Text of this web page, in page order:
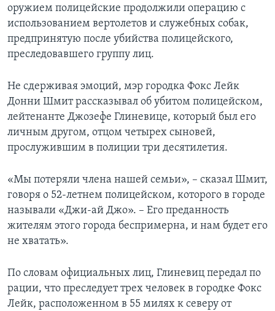
оружием полицейские продолжили операцию с
использованием вертолетов и служебных собак,
предпринятую после убийства полицейского,
преследовавшего группу лиц.
Не сдерживая эмоций, мэр городка Фокс Лейк
Донни Шмит рассказывал об убитом полицейском,
лейтенанте Джозефе Глиневице, который был его
личным другом, отцом четырех сыновей,
прослужившим в полиции три десятилетия.
«Мы потеряли члена нашей семьи», – сказал Шмит,
говоря о 52-летнем полицейском, которого в городе
называли «Джи-ай Джо». – Его преданность
жителям этого города беспримерна, и нам будет его
не хватать».
По словам официальных лиц, Глиневиц передал по
рации, что преследует трех человек в городке Фокс
Лейк, расположенном в 55 милях к северу от